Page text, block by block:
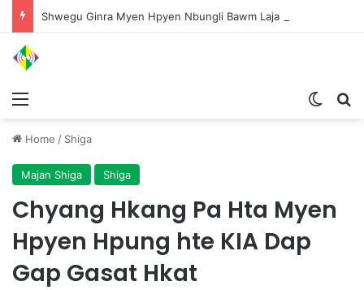
Home / Shiga
Majan Shiga Shiga
Chyang Hkang Pa Hta Myen
Hpyen Hpung hte KIA Dap
Gap Gasat Hkat